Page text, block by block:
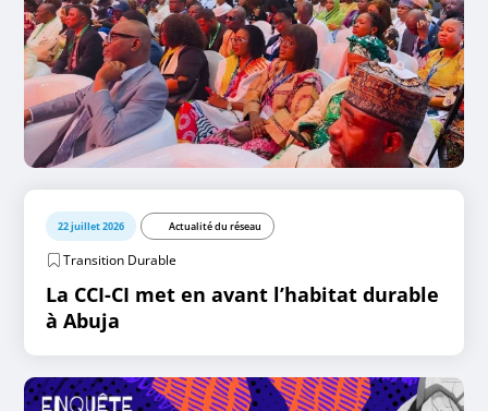
22 juillet 2026 Actualité du réseau
Transition Durable
La CCI-CI met en avant l’habitat durable
à Abuja